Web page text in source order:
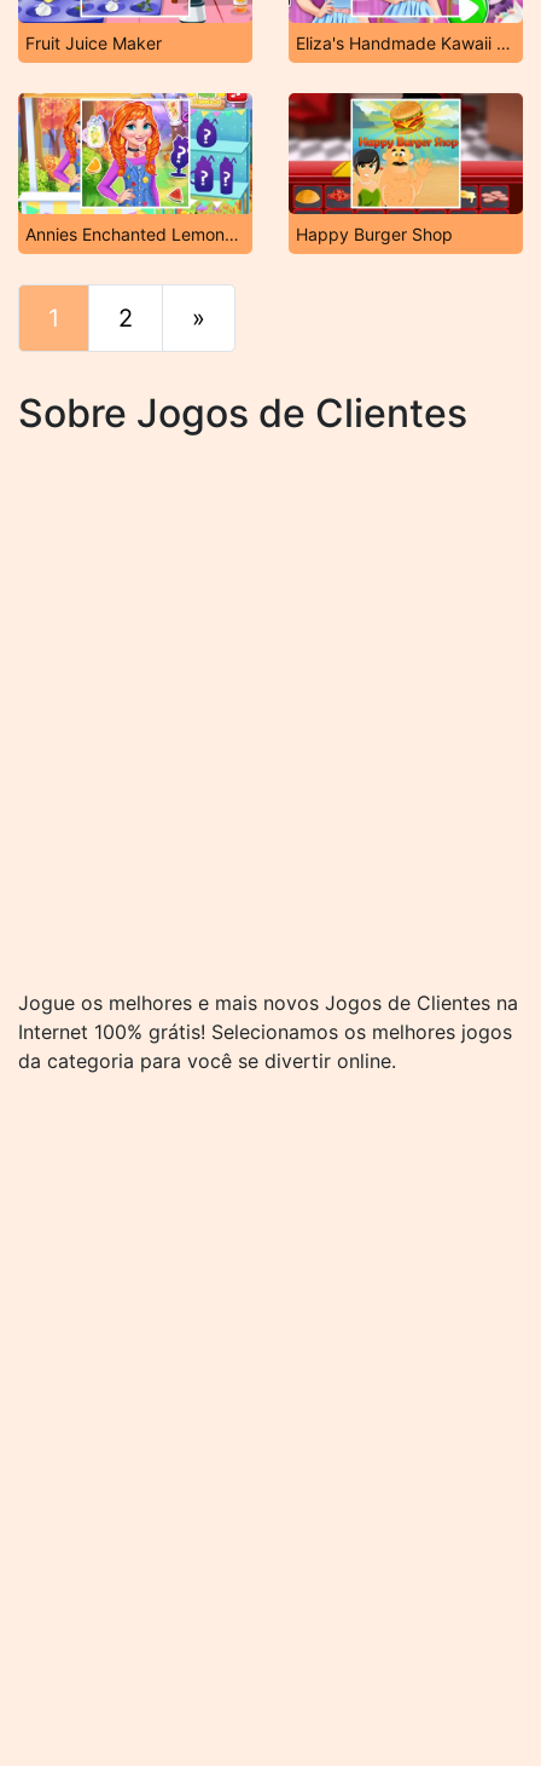
Fruit Juice Maker Eliza's Handmade Kawaii Shop
Annies Enchanted Lemonade Stand Happy Burger Shop
1 2 »
Sobre Jogos de Clientes
Jogue os melhores e mais novos Jogos de Clientes na
Internet 100% grátis! Selecionamos os melhores jogos
da categoria para você se divertir online.